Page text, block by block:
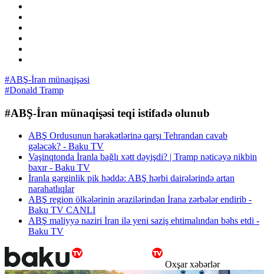
#ABŞ-İran münaqişəsi
#Donald Tramp
#ABŞ-İran münaqişəsi teqi istifadə olunub
ABŞ Ordusunun hərəkətlərinə qarşı Tehrandan cavab
gələcək? - Baku TV
Vaşinqtonda İranla bağlı xətt dəyişdi? | Tramp nəticəyə nikbin
baxır - Baku TV
İranla gərginlik pik həddə: ABŞ hərbi dairələrində artan
narahatlıqlar
ABŞ region ölkələrinin ərazilərindən İrana zərbələr endirib -
Baku TV CANLI
ABŞ maliyyə naziri İran ilə yeni saziş ehtimalından bəhs etdi -
Baku TV
Oxşar xəbərlər